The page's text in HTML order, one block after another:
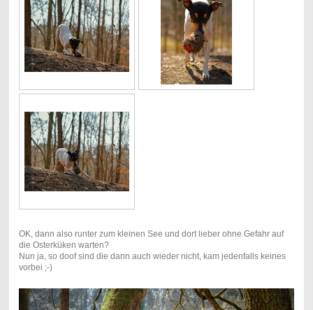
OK, dann also runter zum kleinen See und dort lieber ohne Gefahr auf
die Osterküken warten?
Nun ja, so doof sind die dann auch wieder nicht, kam jedenfalls keines
vorbei ;-)